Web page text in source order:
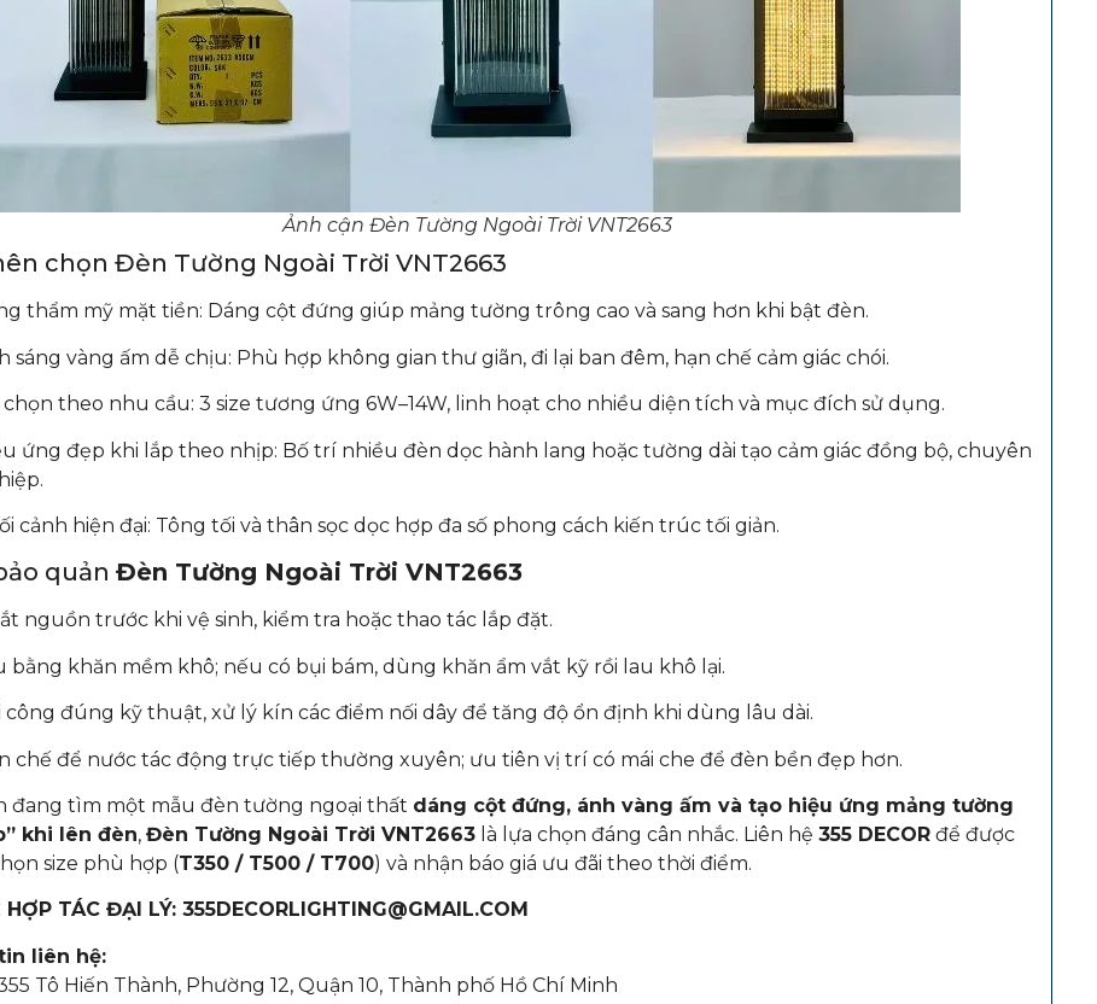
Ảnh cận Đèn Tường Ngoài Trời VNT2663
chọn Đèn Tường Ngoài Trời VNT2663
thẩm mỹ mặt tiền: Dáng cột đứng giúp mảng tường trông cao và sang hơn khi bật đèn.
sáng vàng ấm dễ chịu: Phù hợp không gian thư giãn, đi lại ban đêm, hạn chế cảm giác chói.
chọn theo nhu cầu: 3 size tương ứng 6W–14W, linh hoạt cho nhiều diện tích và mục đích sử dụng.
ứng đẹp khi lắp theo nhịp: Bố trí nhiều đèn dọc hành lang hoặc tường dài tạo cảm giác đồng bộ, chuyên
cảnh hiện đại: Tông tối và thân sọc dọc hợp đa số phong cách kiến trúc tối giản.
quản Đèn Tường Ngoài Trời VNT2663
nguồn trước khi vệ sinh, kiểm tra hoặc thao tác lắp đặt.
bằng khăn mềm khô; nếu có bụi bám, dùng khăn ẩm vắt kỹ rồi lau khô lại.
công đúng kỹ thuật, xử lý kín các điểm nối dây để tăng độ ổn định khi dùng lâu dài.
chế để nước tác động trực tiếp thường xuyên; ưu tiên vị trí có mái che để đèn bền đẹp hơn.
đang tìm một mẫu đèn tường ngoại thất dáng cột đứng, ánh vàng ấm và tạo hiệu ứng mảng tường
khi lên đèn, Đèn Tường Ngoài Trời VNT2663là lựa chọn đáng cân nhắc. Liên hệ 355 DECORđể được
size phù hợp (T350 / T500 / T700) và nhận báo giá ưu đãi theo thời điểm.
HỢP TÁC ĐẠI LÝ: 355DECORLIGHTING@GMAIL.COM
liên hệ:
Tô Hiến Thành, Phường 12, Quận 10, Thành phố Hồ Chí Minh